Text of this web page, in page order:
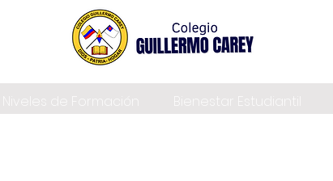
Bienestar Estudiantil